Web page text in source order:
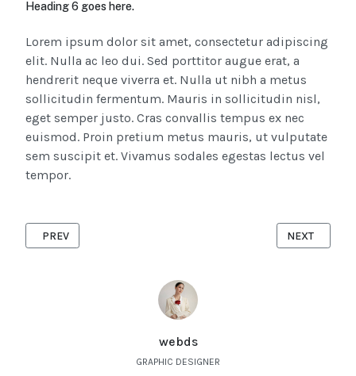
webds
GRAPHIC DESIGNER
Heading 6 goes here.
Lorem ipsum dolor sit amet, consectetur adipiscing
elit. Nulla ac leo dui. Sed porttitor augue erat, a
hendrerit neque viverra et. Nulla ut nibh a metus
sollicitudin fermentum. Mauris in sollicitudin nisl,
eget semper justo. Cras convallis tempus ex nec
euismod. Proin pretium metus mauris, ut vulputate
sem suscipit et. Vivamus sodales egestas lectus vel
tempor.
PREVIOUS ARTICLE: GAMING AROUND THE WORLD -
PREV NEXT
NEXT